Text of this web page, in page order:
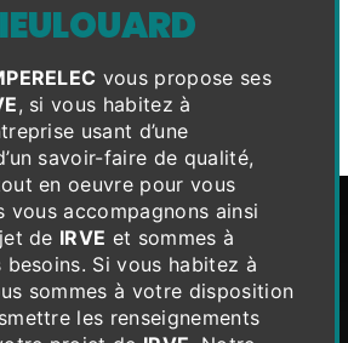
vous propose ses
, si vous habitez à
usant d’une
savoir-faire de qualité,
en oeuvre pour vous
vous accompagnons ainsi
de IRVE et sommes à
besoins. Si vous habitez à
sommes à votre disposition
les renseignements